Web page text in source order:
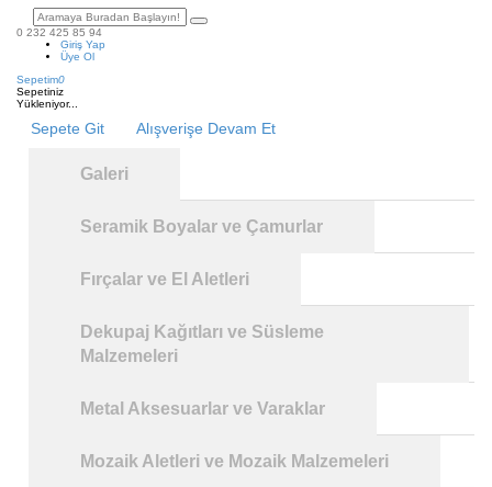
0 232 425 85 94
Giriş Yap
Üye Ol
Sepetim0
Sepetiniz
Yükleniyor...
Sepete Git Alışverişe Devam Et
Galeri
Seramik Boyalar ve Çamurlar
Fırçalar ve El Aletleri
Dekupaj Kağıtları ve Süsleme
Malzemeleri
Metal Aksesuarlar ve Varaklar
Mozaik Aletleri ve Mozaik Malzemeleri